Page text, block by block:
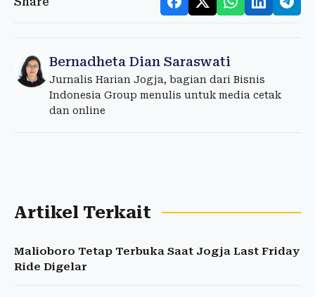
Bernadheta Dian Saraswati
Jurnalis Harian Jogja, bagian dari Bisnis
Indonesia Group menulis untuk media cetak
dan online
Artikel Terkait
Malioboro Tetap Terbuka Saat Jogja Last Friday
Ride Digelar